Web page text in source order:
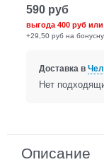
590 руб
выгода400 руб
+29,50 руб на
Доставка в
Нет
Описание